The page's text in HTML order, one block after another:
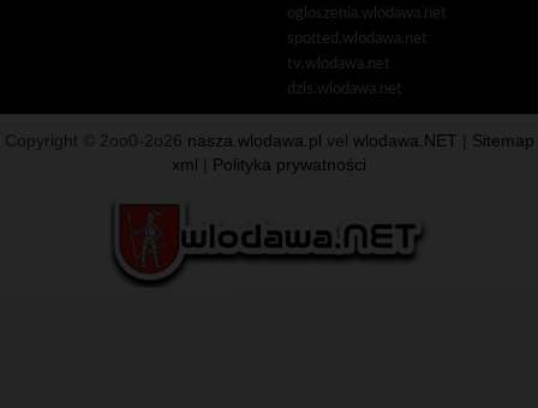
ogloszenia.wlodawa.net
spotted.wlodawa.net
tv.wlodawa.net
dzis.wlodawa.net
Copyright © 2oo0-2o26 nasza.wlodawa.pl vel wlodawa.NET
Sitemap
xml
Polityka prywatności